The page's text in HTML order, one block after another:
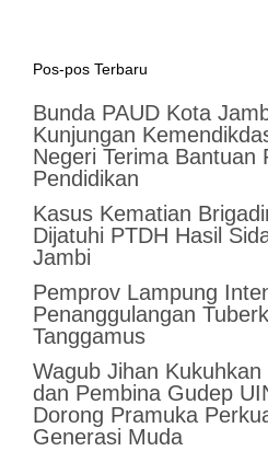
Pos-pos Terbaru
Bunda PAUD Kota
Kunjungan
Negeri Terima Bantuan
Pendidikan
Kasus Kematian
Dijatuhi PTDH Hasil
Jambi
Pemprov Lampung
Penanggulangan
Tanggamus
Wagub Jihan
dan Pembina Gudep
Dorong Pramuka
Generasi Muda